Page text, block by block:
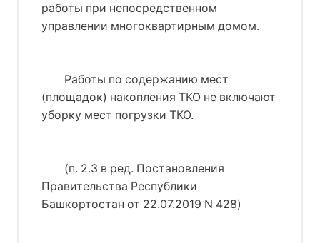
работы при непосредственном
управлении многоквартирным домом.
Работы по содержанию мест
(площадок) накопления ТКО не включают
уборку мест погрузки ТКО.
(п. 2.3 в ред. Постановления
Правительства Республики
Башкортостан от 22.07.2019 N 428)